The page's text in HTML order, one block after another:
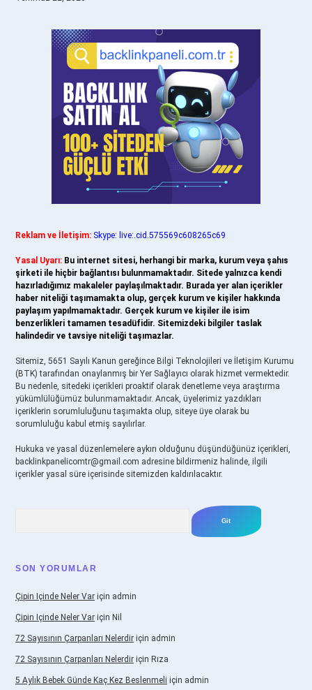
Reklam ve İletişim: Skype: live:.cid.575569c608265c69
Yasal Uyarı: Bu internet sitesi, herhangi bir marka, kurum veya şahıs
şirketi ile hiçbir bağlantısı bulunmamaktadır. Sitede yalnızca kendi
hazırladığımız makaleler paylaşılmaktadır. Burada yer alan içerikler
haber niteliği taşımamakta olup, gerçek kurum ve kişiler hakkında
paylaşım yapılmamaktadır. Gerçek kurum ve kişiler ile isim
benzerlikleri tamamen tesadüfidir. Sitemizdeki bilgiler taslak
halindedir ve tavsiye niteliği taşımazlar.
Sitemiz, 5651 Sayılı Kanun gereğince Bilgi Teknolojileri ve İletişim Kurumu
(BTK) tarafından onaylanmış bir Yer Sağlayıcı olarak hizmet vermektedir.
Bu nedenle, sitedeki içerikleri proaktif olarak denetleme veya araştırma
yükümlülüğümüz bulunmamaktadır. Ancak, üyelerimiz yazdıkları
içeriklerin sorumluluğunu taşımakta olup, siteye üye olarak bu
sorumluluğu kabul etmiş sayılırlar.
Hukuka ve yasal düzenlemelere aykırı olduğunu düşündüğünüz içerikleri,
backlinkpanelicomtr@gmail.com adresine bildirmeniz halinde, ilgili
içerikler yasal süre içerisinde sitemizden kaldırılacaktır.
SON YORUMLAR
Çipin Içinde Neler Var için admin
Çipin Içinde Neler Var için Nil
72 Sayısının Çarpanları Nelerdir için admin
72 Sayısının Çarpanları Nelerdir için Rıza
5 Aylık Bebek Günde Kaç Kez Beslenmeli için admin